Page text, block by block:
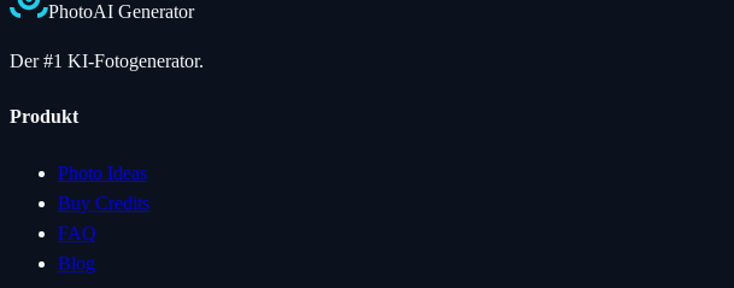
PhotoAI Generator
Der #1 KI-Fotogenerator.
Produkt
Photo Ideas
Buy Credits
FAQ
Blog